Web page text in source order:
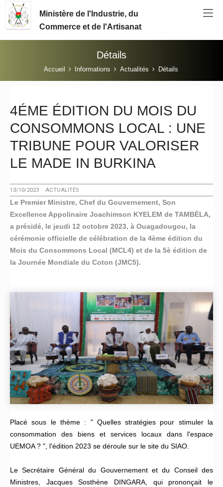
Aller au contenu principal
Ministère de l'Industrie, du
Commerce et de l'Artisanat
Détails
Vous êtes ici:Accueil Informations Actualités Détails
4ÉME ÉDITION DU MOIS DU
CONSOMMONS LOCAL : UNE
TRIBUNE POUR VALORISER
LE MADE IN BURKINA
13/10/2023 ACTUALITÉS
Le Premier Ministre, Chef du Gouvernement, Son
Excellence Appolinaire Joachimson KYELEM de TAMBÈLA,
a présidé, le jeudi 12 octobre 2023, à Ouagadougou, la
cérémonie officielle de célébration de la 4ème édition du
Mois du Consommons Local (MCL4) et de la 5è édition de
la Journée Mondiale du Coton (JMC5).
Placé sous le thème : " Quelles stratégies pour stimuler la
consommation des biens et services locaux dans l'espace
UEMOA ? ", l'édition 2023 se déroule sur le site du SIAO.
Le Secrétaire Général du Gouvernement et du Conseil des
Ministres, Jacques Sosthène DINGARA, qui prononçait le